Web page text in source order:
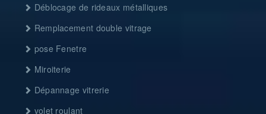
Déblocage de rideaux métalliques
Remplacement double vitrage
pose Fenetre
Miroiterie
Dépannage vitrerie
volet roulant